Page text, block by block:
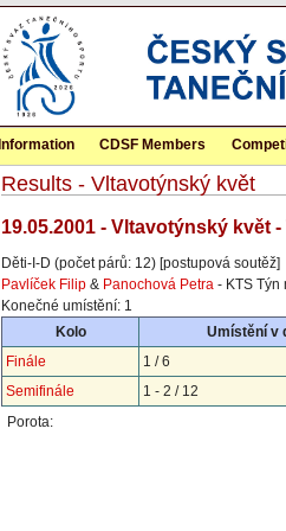
Information CDSF Members
Results - Vltavotýnský květ
19.05.2001 - Vltavotýnský květ
Děti-I-D (počet párů: 12) [postupová soutěž]
Pavlíček Filip & Panochová Petra - KTS Týn
Konečné umístění: 1
Kolo
Umístění v
Finále
1 / 6
Semifinále
1 - 2 / 12
Porota: